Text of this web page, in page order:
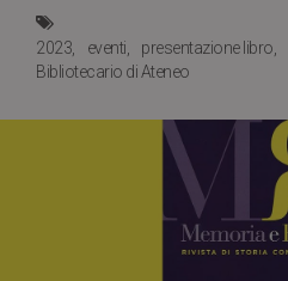
2023 eventi presentazione libro
Bibliotecario di Ateneo